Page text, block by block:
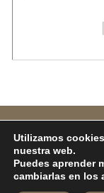
Todos los
Utilizamos
nuestra web.
Puedes aprender
cambiarlas en los